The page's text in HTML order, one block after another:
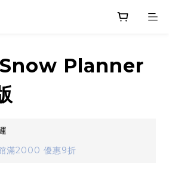
Snow Planner
滿2000 優惠9折